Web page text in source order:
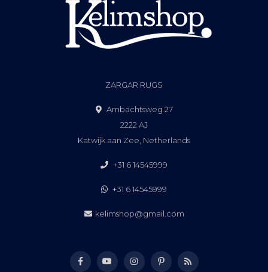
ZARGAR RUGS
Ambachtsweg 27
2222 AJ
Katwijk aan Zee, Netherlands
+31 6 14545999
+31 6 14545999
kelimshop@gmail.com